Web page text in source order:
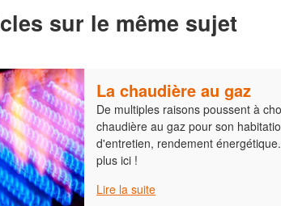
sur le même sujet
La chaudière au gaz
De multiples raisons poussent à
chaudière au gaz pour son
d'entretien, rendement
plus ici !
Lire la suite